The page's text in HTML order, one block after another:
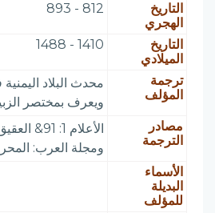
التاريخ
الهجري
812 - 893
التاريخ
الميلادي
1410 - 1488
ترجمة
المؤلف
محدث البلاد
ويعرف بمختصر
مصادر
الترجمة
ومجلة العرب: المحرم 1394 ص
الأسماء
البديلة
للمؤلف